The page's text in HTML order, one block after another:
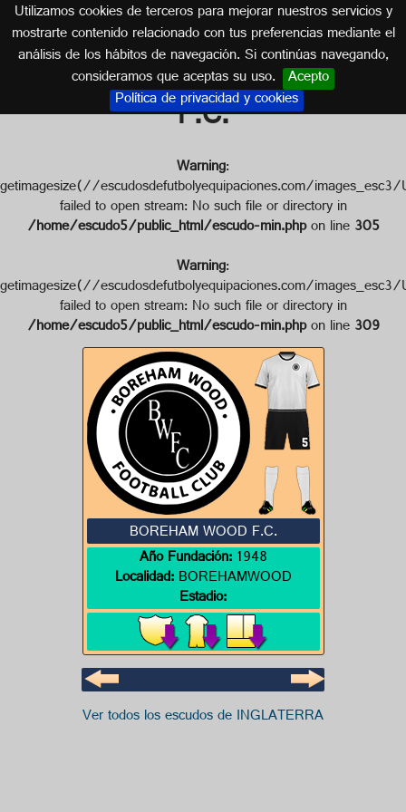
Utilizamos cookies de terceros para mejorar nuestros servicios y
mostrarte contenido relacionado con tus preferencias mediante el
análisis de los hábitos de navegación. Si continúas navegando,
consideramos que aceptas su uso. Acepto
Política de privacidad y cookies
Escudo de BOREHAM WOOD
F.C.
INGLATERRA
Warning:
getimagesize(//escudosdefutbolyequipaciones.com/
failed to open stream: No such file or directory in
/home/escudo5/public_html/escudo-min.phpon line305
Warning:
getimagesize(//escudosdefutbolyequipaciones.com/
failed to open stream: No such file or directory in
/home/escudo5/public_html/escudo-min.phpon line309
BOREHAM WOOD F.C.
Año Fundación:1948
Localidad:BOREHAMWOOD
Estadio:
Ver todos los escudos de INGLATERRA